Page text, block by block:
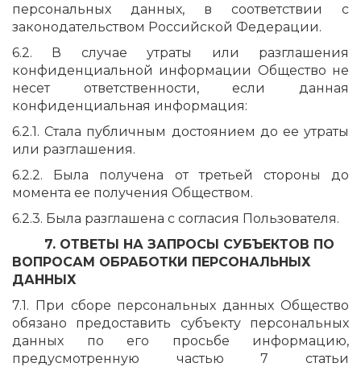
персональных данных, в соответствии с
законодательством Российской Федерации.
6.2. В случае утраты или разглашения
конфиденциальной информации Общество не
несет ответственности, если данная
конфиденциальная информация:
6.2.1. Стала публичным достоянием до ее утраты
или разглашения.
6.2.2. Была получена от третьей стороны до
момента ее получения Обществом.
6.2.3. Была разглашена с согласия Пользователя.
7. ОТВЕТЫ НА ЗАПРОСЫ СУБЪЕКТОВ ПО
ВОПРОСАМ ОБРАБОТКИ ПЕРСОНАЛЬНЫХ
ДАННЫХ
7.1. При сборе персональных данных Общество
обязано предоставить субъекту персональных
данных по его просьбе информацию,
предусмотренную частью 7 статьи